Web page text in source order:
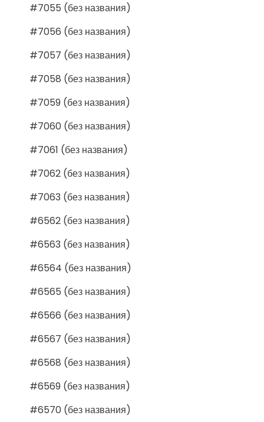
#7055 (без названия)
#7056 (без названия)
#7057 (без названия)
#7058 (без названия)
#7059 (без названия)
#7060 (без названия)
#7061 (без названия)
#7062 (без названия)
#7063 (без названия)
#6562 (без названия)
#6563 (без названия)
#6564 (без названия)
#6565 (без названия)
#6566 (без названия)
#6567 (без названия)
#6568 (без названия)
#6569 (без названия)
#6570 (без названия)